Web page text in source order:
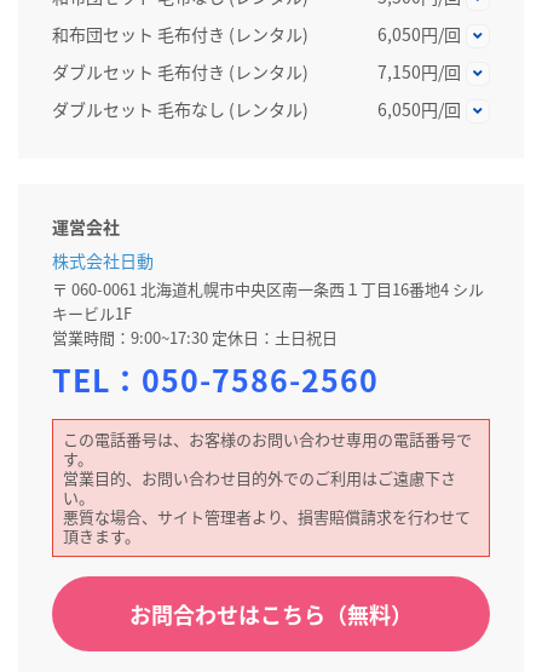
和布団セット 毛布付き (レンタル)
6,050円/回
ダブルセット 毛布付き (レンタル)
7,150円/回
ダブルセット 毛布なし (レンタル)
6,050円/回
運営会社
株式会社日動
〒 060-0061 北海道札幌市中央区南一条西１丁目16番地4 シル
キービル1F
営業時間：9:00~17:30 定休日：土日祝日
TEL： 050-7586-2560
この電話番号は、お客様のお問い合わせ専用の電話番号で
す。
営業目的、お問い合わせ目的外でのご利用はご遠慮下さ
い。
悪質な場合、サイト管理者より、損害賠償請求を行わせて
頂きます。
お問合わせはこちら（無料）